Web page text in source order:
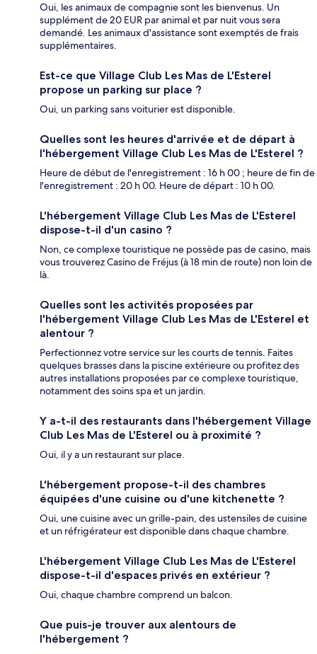
Oui, les animaux de compagnie sont les bienvenus. Un
supplément de 20 EUR par animal et par nuit vous sera
demandé. Les animaux d'assistance sont exemptés de frais
supplémentaires.
Est-ce que Village Club Les Mas de L'Esterel
propose un parking sur place ?
Oui, un parking sans voiturier est disponible.
Quelles sont les heures d'arrivée et de départ à
l'hébergement Village Club Les Mas de L'Esterel ?
Heure de début de l'enregistrement : 16 h 00 ; heure de fin de
l'enregistrement : 20 h 00. Heure de départ : 10 h 00.
L'hébergement Village Club Les Mas de L'Esterel
dispose-t-il d'un casino ?
Non, ce complexe touristique ne possède pas de casino, mais
vous trouverez Casino de Fréjus (à 18 min de route) non loin de
là.
Quelles sont les activités proposées par
l'hébergement Village Club Les Mas de L'Esterel et
alentour ?
Perfectionnez votre service sur les courts de tennis. Faites
quelques brasses dans la piscine extérieure ou profitez des
autres installations proposées par ce complexe touristique,
notamment des soins spa et un jardin.
Y a-t-il des restaurants dans l'hébergement Village
Club Les Mas de L'Esterel ou à proximité ?
Oui, il y a un restaurant sur place.
L'hébergement propose-t-il des chambres
équipées d'une cuisine ou d'une kitchenette ?
Oui, une cuisine avec un grille-pain, des ustensiles de cuisine
et un réfrigérateur est disponible dans chaque chambre.
L'hébergement Village Club Les Mas de L'Esterel
dispose-t-il d'espaces privés en extérieur ?
Oui, chaque chambre comprend un balcon.
Que puis-je trouver aux alentours de
l'hébergement ?